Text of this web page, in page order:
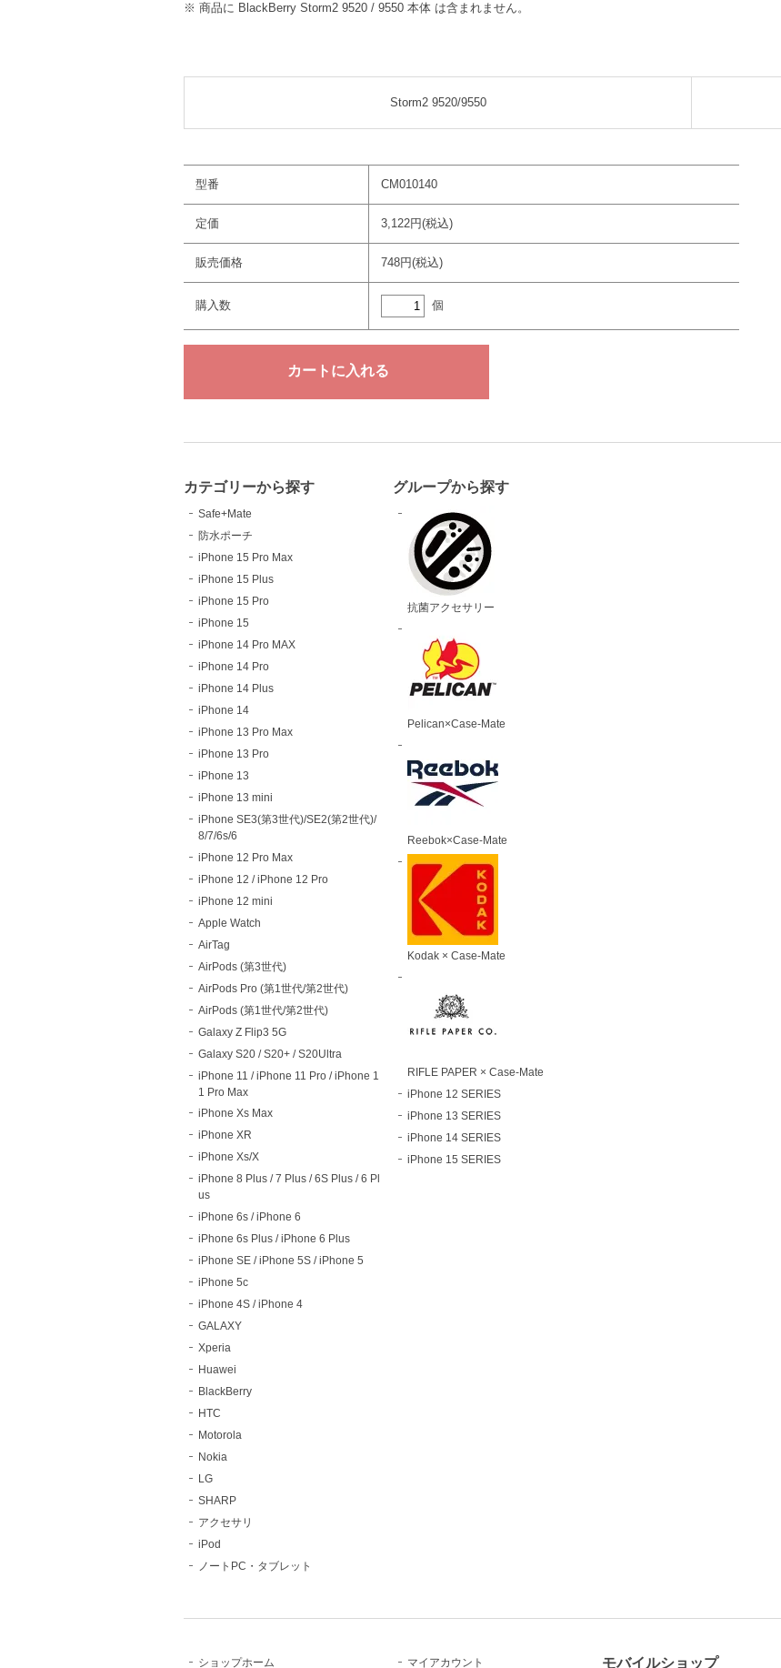
※ 商品に BlackBerry Storm2 9520 / 9550 本体 は含まれません。
Storm2 9520/9550
型番 CM010140
定価 3,122円(税込)
販売価格 748円(税込)
購入数 個
カテゴリーから探す
Safe+Mate
防水ポーチ
iPhone 15 Pro Max
iPhone 15 Plus
iPhone 15 Pro
iPhone 15
iPhone 14 Pro MAX
iPhone 14 Pro
iPhone 14 Plus
iPhone 14
iPhone 13 Pro Max
iPhone 13 Pro
iPhone 13
iPhone 13 mini
iPhone SE3(第3世代)/SE2(第2世代)/
8/7/6s/6
iPhone 12 Pro Max
iPhone 12 / iPhone 12 Pro
iPhone 12 mini
Apple Watch
AirTag
AirPods (第3世代)
AirPods Pro (第1世代/第2世代)
AirPods (第1世代/第2世代)
Galaxy Z Flip3 5G
Galaxy S20 / S20+ / S20Ultra
iPhone 11 / iPhone 11 Pro / iPhone 1
1 Pro Max
iPhone Xs Max
iPhone XR
iPhone Xs/X
iPhone 8 Plus / 7 Plus / 6S Plus / 6 Pl
us
iPhone 6s / iPhone 6
iPhone 6s Plus / iPhone 6 Plus
iPhone SE / iPhone 5S / iPhone 5
iPhone 5c
iPhone 4S / iPhone 4
GALAXY
Xperia
Huawei
BlackBerry
HTC
Motorola
Nokia
LG
SHARP
アクセサリ
iPod
ノートPC・タブレット
グループから探す
抗菌アクセサリー
Pelican×Case-Mate
Reebok×Case-Mate
Kodak × Case-Mate
RIFLE PAPER × Case-Mate
iPhone 12 SERIES
iPhone 13 SERIES
iPhone 14 SERIES
iPhone 15 SERIES
ショップホーム マイアカウント モバイルショップ